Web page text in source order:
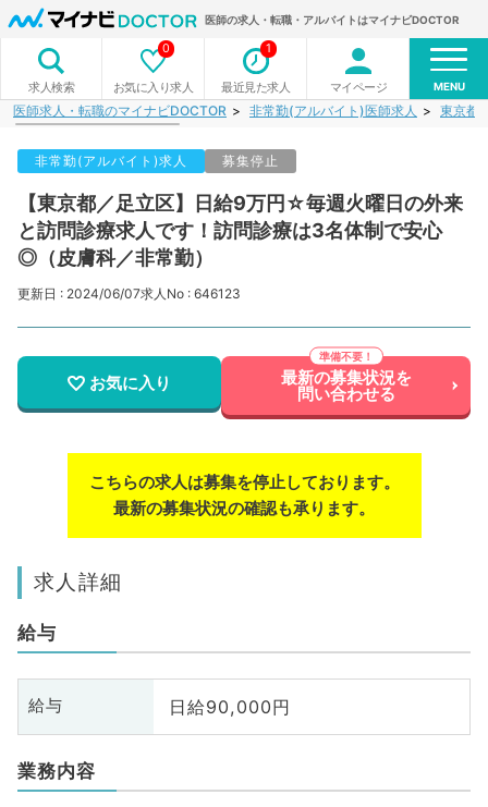
医師の求人・転職・アルバイトはマイナビDOCTOR
求人検索 お気に入り求人
0
最近見た求人
1
マイページ MENU
医師求人・転職のマイナビDOCTOR 非常勤(アルバイト)医師求人 東京都
非常勤(アルバイト)求人 募集停止
【東京都／足立区】日給9万円☆毎週火曜日の外来
と訪問診療求人です！訪問診療は3名体制で安心
◎（皮膚科／非常勤）
更新日 : 2024/06/07求人No : 646123
お気に入り 最新の募集状況を
問い合わせる
こちらの求人は募集を停止しております。
最新の募集状況の確認も承ります。
求人詳細
給与
給与 日給90,000円
業務内容